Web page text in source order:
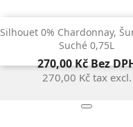
Silhouet 0% Chardonnay,
Suché 0,75L
Cena
270,00 KčBez
270,00 Kčtax excl.
 Rychlý náhled